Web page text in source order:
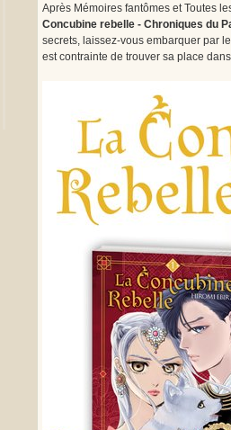
Après Mémoires fantômes et Toutes
Concubine rebelle - Chroniques du
secrets, laissez-vous embarquer par
est contrainte de trouver sa place